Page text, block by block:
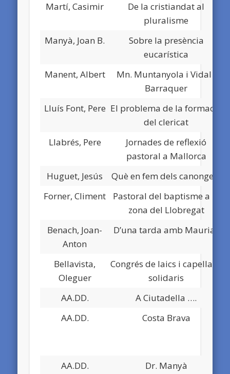
Martí, Casimir
De la cristiandat al
pluralisme
Manyà, Joan B.
Sobre la presència
eucarística
Manent, Albert
Mn. Muntanyola i Vidal i
Barraquer
Lluís Font, Pere El problema de la formació
del clericat
Llabrés, Pere
Jornades de reflexió
pastoral a Mallorca
Huguet, Jesús Què en fem dels canonges?
Forner, Climent
Pastoral del baptisme a la
zona del Llobregat
Benach, Joan-
Anton
D’una tarda amb Mauriac
Bellavista,
Oleguer
Congrés de laics i capellans
solidaris
AA.DD. A Ciutadella ….
AA.DD.
Costa Brava
AA.DD. Dr. Manyà